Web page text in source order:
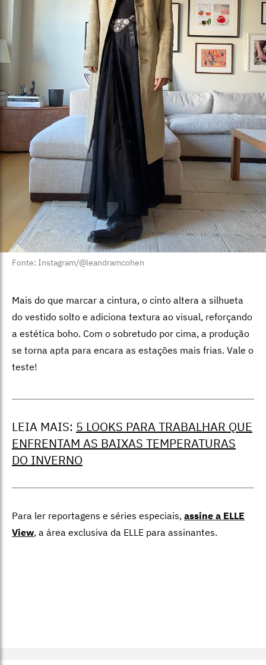
Fonte: Instagram/@leandramcohen
Mais do que marcar a cintura, o cinto altera a silhueta
do vestido solto e adiciona textura ao visual, reforçando
a estética boho. Com o sobretudo por cima, a produção
se torna apta para encara as estações mais frias. Vale o
teste!
LEIA MAIS: 5 LOOKS PARA TRABALHAR QUE
ENFRENTAM AS BAIXAS TEMPERATURAS
DO INVERNO
Para ler reportagens e séries especiais, assine a ELLE
View, a área exclusiva da ELLE para assinantes.